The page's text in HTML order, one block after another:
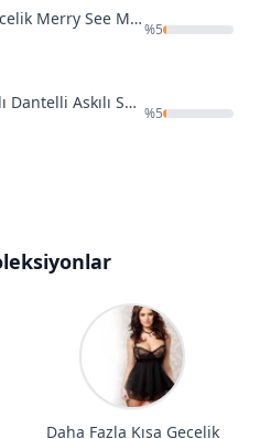
Dantelli Şık Saten Gecelik Merry See MS 2375 Siyah
%5
Yanı Komple Yırtmaçlı Dantelli Askılı Saten Gecelik Miss Laris 2144
%5
Daha Fazla Kısa Gecelik